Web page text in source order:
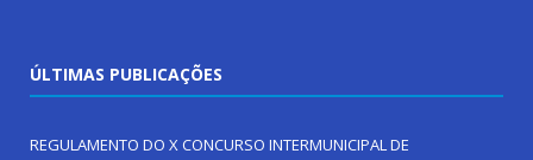
ÚLTIMAS PUBLICAÇÕES
REGULAMENTO DO X CONCURSO INTERMUNICIPAL DE